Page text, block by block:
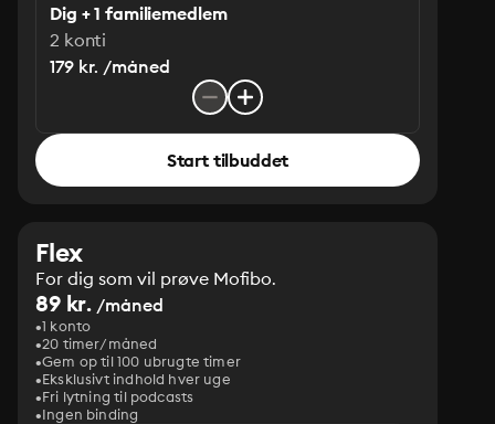
Dig + 1 familiemedlem
2 konti
179 kr. /måned
Start tilbuddet
Flex
For dig som vil prøve Mofibo.
89 kr. /måned
1 konto
20 timer/måned
Gem op til 100 ubrugte timer
Eksklusivt indhold hver uge
Fri lytning til podcasts
Ingen binding